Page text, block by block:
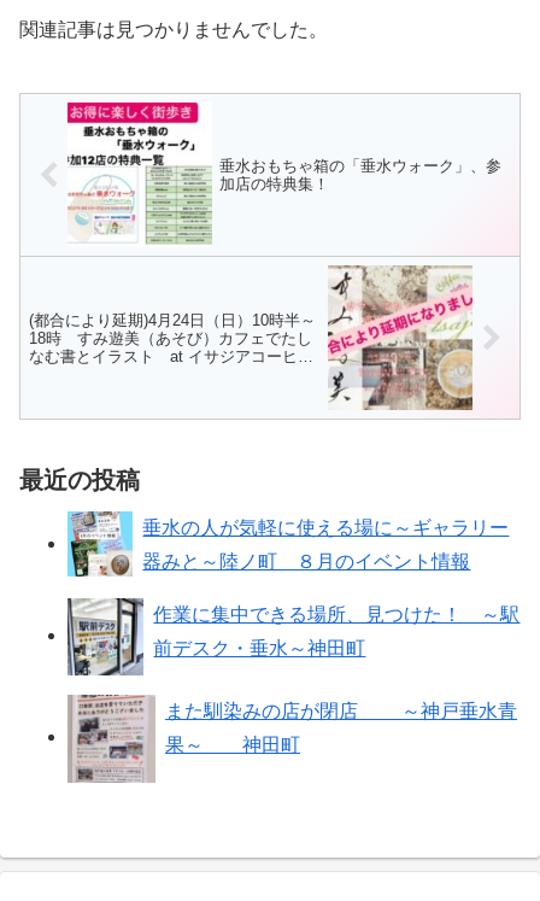
関連記事は見つかりませんでした。
垂水おもちゃ箱の「垂水ウォーク」、参
加店の特典集！
(都合により延期)4月24日（日）10時半～
18時 すみ遊美（あそび）カフェでたし
なむ書とイラスト at イサジアコーヒー
最近の投稿
垂水の人が気軽に使える場に～ギャラリー
器みと～陸ノ町 ８月のイベント情報
作業に集中できる場所、見つけた！ ～駅
前デスク・垂水～神田町
また馴染みの店が閉店 ～神戸垂水青
果～ 神田町